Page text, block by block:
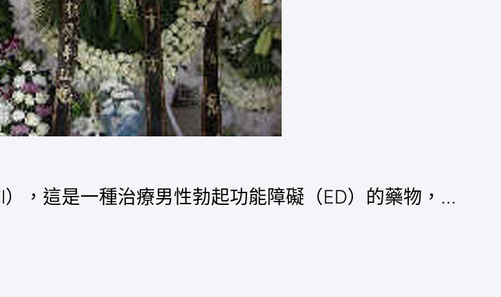
，這是一種治療男性勃起功能障礙（ED）的藥物，…